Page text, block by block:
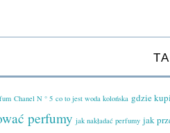
Chanel N ° 5 co to jest woda kolońska gdzie
perfumy jak nakładać perfumy jak